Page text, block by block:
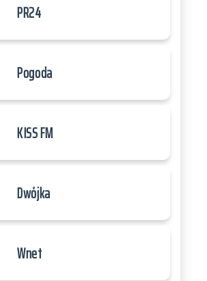
PR24
Pogoda
KISS FM
Dwójka
Wnet